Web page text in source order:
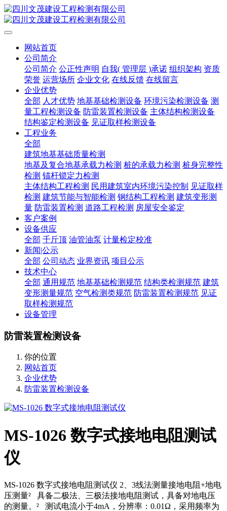
网站首页
公司简介
公司简介 公正性声明 自我( 管理层 )承诺 组织架构 资质
荣誉 运营场所 企业文化 在线反馈 在线留言
企业优势
全部 人才优势 地基基础检测设备 环境污染检测设备 测
量工程检测设备 防雷装置检测设备 主体结构检测设备
结构鉴定检测设备 见证取样检测设备
工程业务
全部
建筑地基基础质量检测
地基及复合地基承载力检测 桩的承载力检测 桩身完整性
检测 锚杆锁定力检测
主体结构工程检测 民用建筑室内环境污染控制
见证取样
检测 建筑节能与智能检测 钢结构工程检测 建筑变形测
量 防雷装置检测 道路工程检测 房屋安全鉴定
客户案例
设备供应
全部 千斤顶 油管油泵 计量检定校准
新闻|公示
全部 公司动态 业界资讯 项目公示
技术中心
全部 通用规范 地基基础检测规范 结构类检测规范 建筑
变形测量规范 空气检测类规范 防雷装置检测规范 见证
取样检测规范
设备管理
防雷装置检测设备
你的位置
网站首页
企业优势
防雷装置检测设备
MS-1026 数字式接地电阻测试
仪
MS-1026 数字式接地电阻测试仪 2、3线法测量接地电阻+地电
压测量² 具备二极法、三极法接地电阻测试，具备对地电压
的测量。² 测试电流小于4mA，分辨率：0.01Ω，采用频率为